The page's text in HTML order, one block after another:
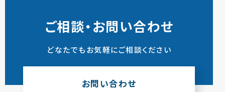
ご相談・お問い合わせ
どなたでもお気軽にご相談ください
お問い合わせ